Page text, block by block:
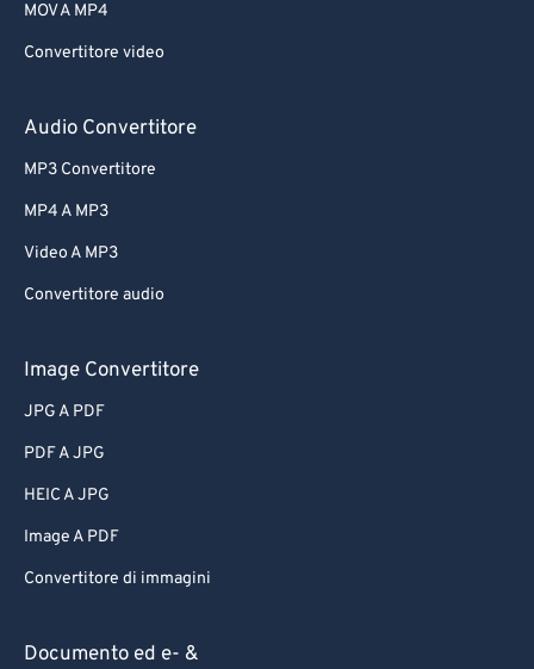
MOV A MP4
Convertitore video
Audio Convertitore
MP3 Convertitore
MP4 A MP3
Video A MP3
Convertitore audio
Image Convertitore
JPG A PDF
PDF A JPG
HEIC A JPG
Image A PDF
Convertitore di immagini
Documento ed e- &